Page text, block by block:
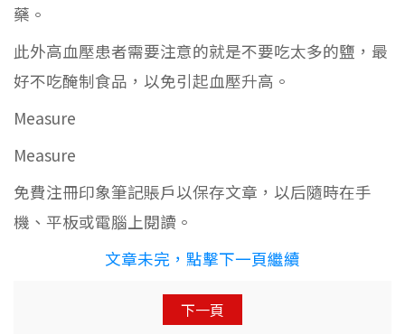
藥。
此外高血壓患者需要注意的就是不要吃太多的鹽，最
好不吃醃制食品，以免引起血壓升高。
Measure
Measure
免費注冊印象筆記賬戶以保存文章，以后隨時在手
機、平板或電腦上閱讀。
文章未完，點擊下一頁繼續
下一頁